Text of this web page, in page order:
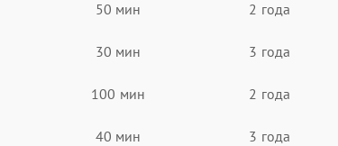
50 мин 2 года
30 мин 3 года
100 мин 2 года
40 мин 3 года